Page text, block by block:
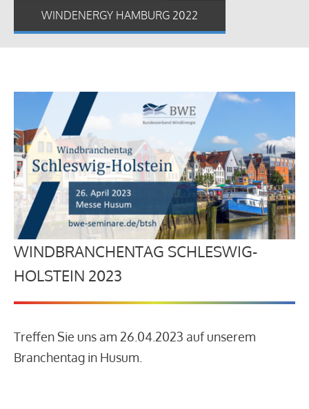
WINDENERGY HAMBURG 2022
WINDBRANCHENTAG SCHLESWIG-
HOLSTEIN 2023
Treffen Sie uns am 26.04.2023 auf unserem
Branchentag in Husum.